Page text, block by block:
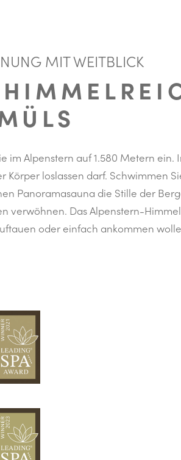
MIT WEITBLICK
Alpenstern auf 1.580 Metern ein.
Körper loslassen darf. Schwimmen
Panoramasauna die Stille der
verwöhnen. Das Alpenstern-
oder einfach ankommen